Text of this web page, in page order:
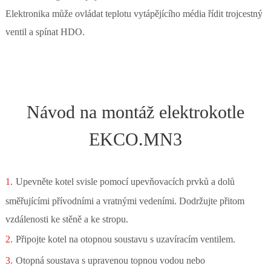
Elektronika může ovládat teplotu vytápějícího média řídit trojcestný
ventil a spínat HDO.
Návod na montáž elektrokotle
EKCO.MN3
Upevněte kotel svisle pomocí upevňovacích prvků a dolů
směřujícími přívodními a vratnými vedeními. Dodržujte přitom
vzdálenosti ke stěně a ke stropu.
Připojte kotel na otopnou soustavu s uzavíracím ventilem.
Otopná soustava s upravenou topnou vodou nebo